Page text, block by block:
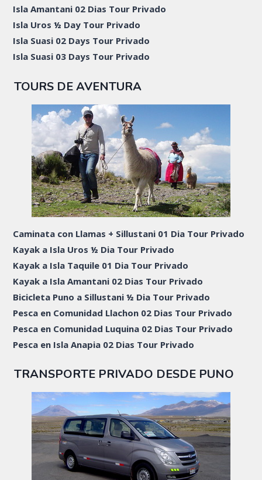
Isla Amantani 02 Dias Tour Privado
Isla Uros ½ Day Tour Privado
Isla Suasi 02 Days Tour Privado
Isla Suasi 03 Days Tour Privado
TOURS DE AVENTURA
Caminata con Llamas + Sillustani 01 Dia Tour Privado
Kayak a Isla Uros ½ Dia Tour Privado
Kayak a Isla Taquile 01 Dia Tour Privado
Kayak a Isla Amantani 02 Dias Tour Privado
Bicicleta Puno a Sillustani ½ Dia Tour Privado
Pesca en Comunidad Llachon 02 Dias Tour Privado
Pesca en Comunidad Luquina 02 Dias Tour Privado
Pesca en Isla Anapia 02 Dias Tour Privado
TRANSPORTE PRIVADO DESDE PUNO